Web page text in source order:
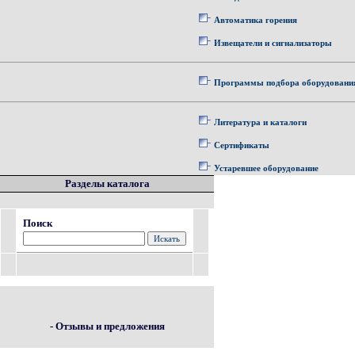
Автоматика горения
Извещатели и сигнализаторы
Программы подбора
Литература и каталоги
Сертификаты
Устаревшее оборудование
Разделы каталога
Поиск
- Отзывы и предложения